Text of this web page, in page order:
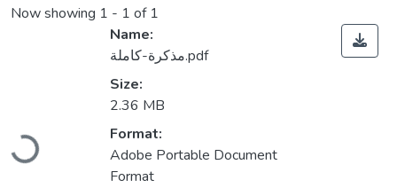
Now showing 1 - 1 of 1
Loading...
Name:
مذكرة-كاملة.pdf
Size:
2.36 MB
Format:
Adobe Portable Document
Format